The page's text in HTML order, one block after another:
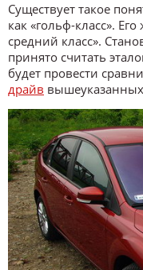
Существует такое
как «гольф-класс».
средний класс».
принято считать
будет провести
драйв